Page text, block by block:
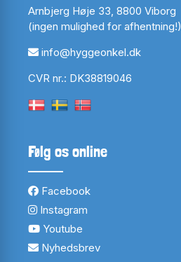
Arnbjerg Høje 33, 8800 Viborg
(ingen mulighed for afhentning!)
info@hyggeonkel.dk
CVR nr.: DK38819046
Følg os online
Facebook
Instagram
Youtube
Nyhedsbrev